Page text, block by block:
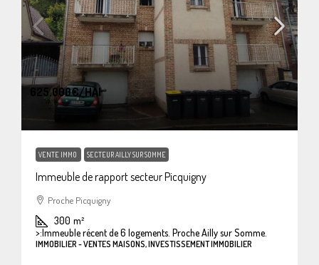
625.000€/HAI
VENTE IMMO SECTEUR AILLY SUR SOMME
Immeuble de rapport secteur Picquigny
Proche Picquigny
300 m²
>:Immeuble récent de 6 logements. Proche Ailly sur Somme.
IMMOBILIER - VENTES MAISONS, INVESTISSEMENT IMMOBILIER